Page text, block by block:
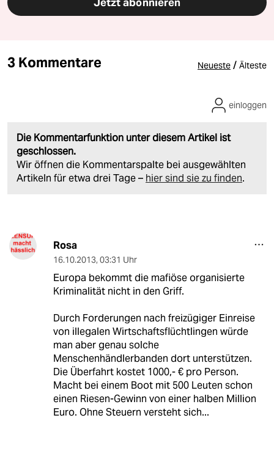
3 Kommentare Neueste / Älteste
Die Kommentarfunktion unter diesem Artikel ist
geschlossen.
Wir öffnen die Kommentarspalte bei ausgewählten
Artikeln für etwa drei Tage – hier sind sie zu finden.
einloggen
Rosa
16.10.2013, 03:31 Uhr
Europa bekommt die mafiöse organisierte
Kriminalität nicht in den Griff.
Durch Forderungen nach freizügiger Einreise
von illegalen Wirtschaftsflüchtlingen würde
man aber genau solche
Menschenhändlerbanden dort unterstützen.
Die Überfahrt kostet 1000,- € pro Person.
Macht bei einem Boot mit 500 Leuten schon
einen Riesen-Gewinn von einer halben Million
Euro. Ohne Steuern versteht sich...